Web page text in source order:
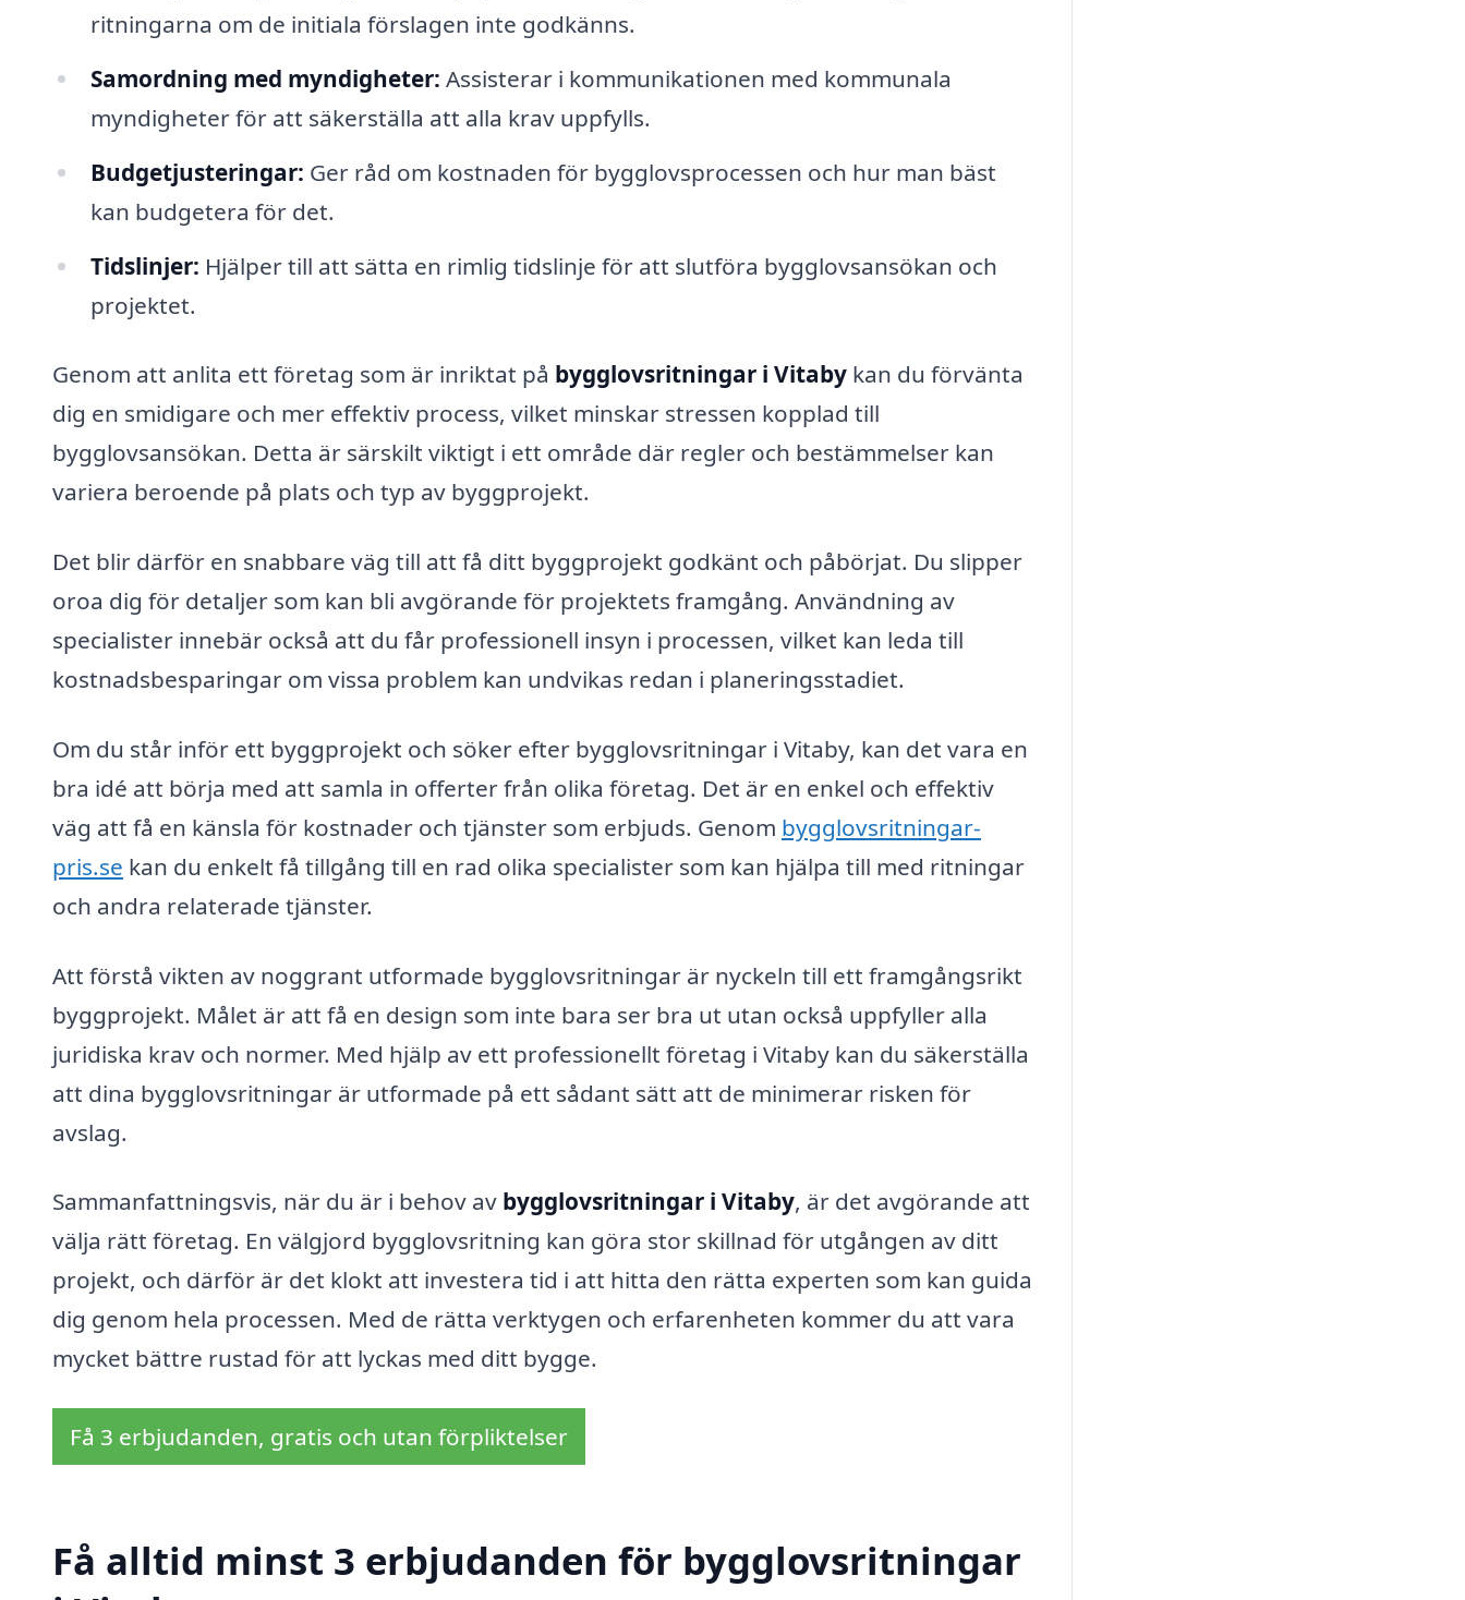
ritningarna om de initiala förslagen inte godkänns.
Samordning med myndigheter: Assisterar i kommunikationen med kommunala
myndigheter för att säkerställa att alla krav uppfylls.
Budgetjusteringar: Ger råd om kostnaden för bygglovsprocessen och hur man bäst
kan budgetera för det.
Tidslinjer: Hjälper till att sätta en rimlig tidslinje för att slutföra bygglovsansökan och
projektet.
Genom att anlita ett företag som är inriktat på bygglovsritningar i Vitaby kan du förvänta
dig en smidigare och mer effektiv process, vilket minskar stressen kopplad till
bygglovsansökan. Detta är särskilt viktigt i ett område där regler och bestämmelser kan
variera beroende på plats och typ av byggprojekt.
Det blir därför en snabbare väg till att få ditt byggprojekt godkänt och påbörjat. Du slipper
oroa dig för detaljer som kan bli avgörande för projektets framgång. Användning av
specialister innebär också att du får professionell insyn i processen, vilket kan leda till
kostnadsbesparingar om vissa problem kan undvikas redan i planeringsstadiet.
Om du står inför ett byggprojekt och söker efter bygglovsritningar i Vitaby, kan det vara en
bra idé att börja med att samla in offerter från olika företag. Det är en enkel och effektiv
väg att få en känsla för kostnader och tjänster som erbjuds. Genom bygglovsritningar-
pris.se kan du enkelt få tillgång till en rad olika specialister som kan hjälpa till med ritningar
och andra relaterade tjänster.
Att förstå vikten av noggrant utformade bygglovsritningar är nyckeln till ett framgångsrikt
byggprojekt. Målet är att få en design som inte bara ser bra ut utan också uppfyller alla
juridiska krav och normer. Med hjälp av ett professionellt företag i Vitaby kan du säkerställa
att dina bygglovsritningar är utformade på ett sådant sätt att de minimerar risken för
avslag.
Sammanfattningsvis, när du är i behov av bygglovsritningar i Vitaby, är det avgörande att
välja rätt företag. En välgjord bygglovsritning kan göra stor skillnad för utgången av ditt
projekt, och därför är det klokt att investera tid i att hitta den rätta experten som kan guida
dig genom hela processen. Med de rätta verktygen och erfarenheten kommer du att vara
mycket bättre rustad för att lyckas med ditt bygge.
Få 3 erbjudanden, gratis och utan förpliktelser
Få alltid minst 3 erbjudanden för bygglovsritningar